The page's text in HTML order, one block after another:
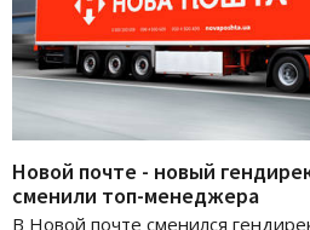
Новой почте - новый
сменили топ-менеджера
В Новой почте сменился